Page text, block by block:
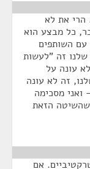
הרי את לא
כל מבצע הוא
עם השותפים
זה "לעשות
עונה על
זה לא עונה
ואני מסכימה
הזאת
אם